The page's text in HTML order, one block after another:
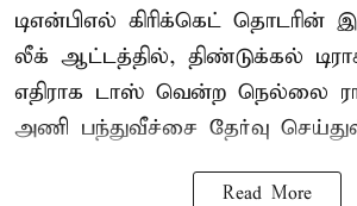
டிஎன்பிஎல் கிரிக்கெட் தொடரின்
லீக் ஆட்டத்தில், திண்டுக்கல்
எதிராக டாஸ் வென்ற நெல்லை
அணி பந்துவீச்சை தேர்வு
Read More